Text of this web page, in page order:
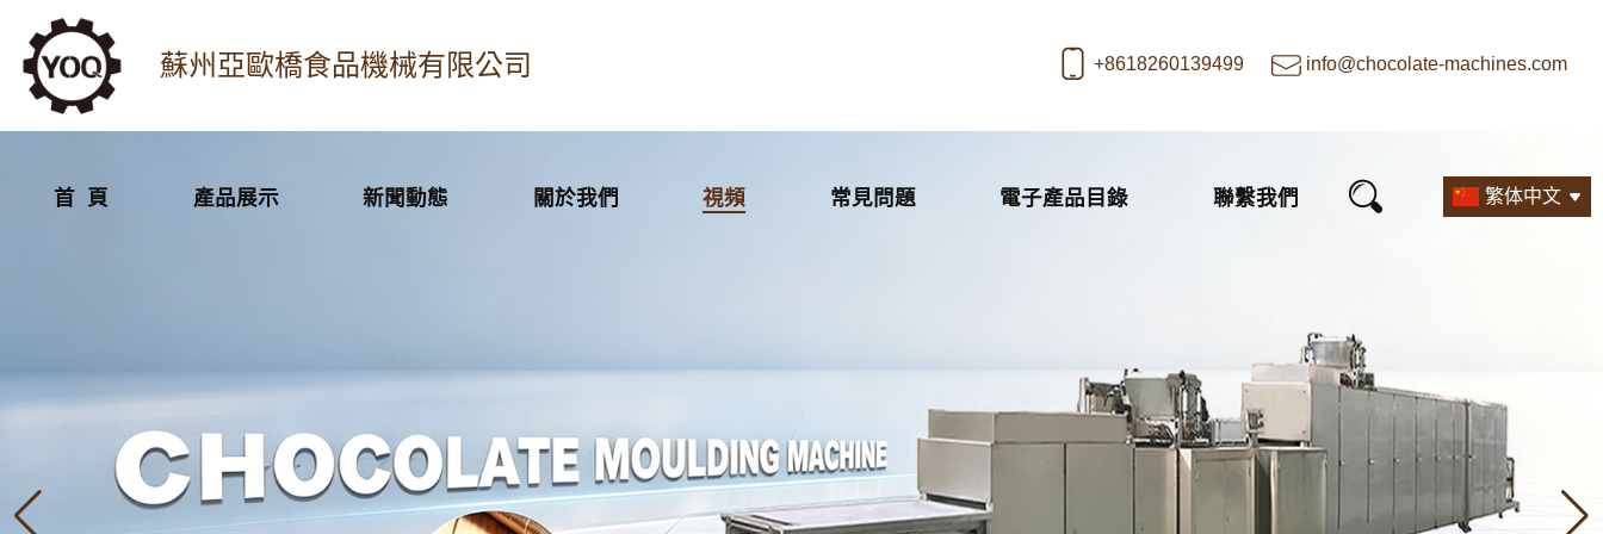
蘇州亞歐橋食品機械有限公司 +8618260139499 info@chocolate-machines.com
首 頁 產品展示 新聞動態 關於我們 視頻 常見問題 電子產品目錄 聯繫我們 繁体中文